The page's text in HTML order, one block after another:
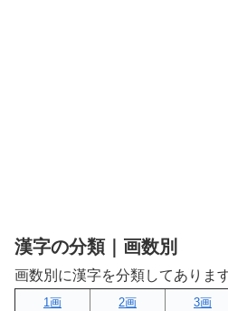
漢字の分類｜画数別
画数別に漢字を分類してあります
1画 2画 3画